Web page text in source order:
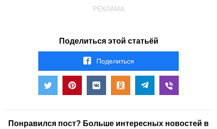
РЕКЛАМА
Поделиться этой статьёй
Поделиться
Понравился пост? Больше интересных новостей в